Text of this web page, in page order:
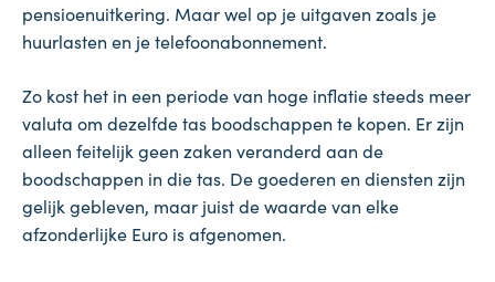
pensioenuitkering. Maar wel op je uitgaven zoals je
huurlasten en je telefoonabonnement.
Zo kost het in een periode van hoge inflatie steeds meer
valuta om dezelfde tas boodschappen te kopen. Er zijn
alleen feitelijk geen zaken veranderd aan de
boodschappen in die tas. De goederen en diensten zijn
gelijk gebleven, maar juist de waarde van elke
afzonderlijke Euro is afgenomen.